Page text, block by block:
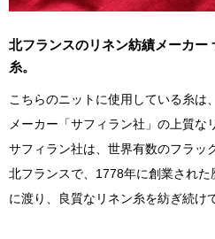
北フランスのリネン紡績メーカー
糸。
こちらのニットに使用している糸は
メーカー「サフィラン社」の上質な
サフィラン社は、世界有数のフラッ
北フランスで、1778年に創業され
に渡り、良質なリネン糸を紡ぎ続け